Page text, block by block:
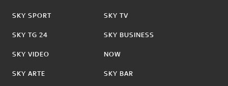
SKY SPORT
SKY TG 24
SKY VIDEO
SKY ARTE
SKY TV
SKY BUSINESS
NOW
SKY BAR